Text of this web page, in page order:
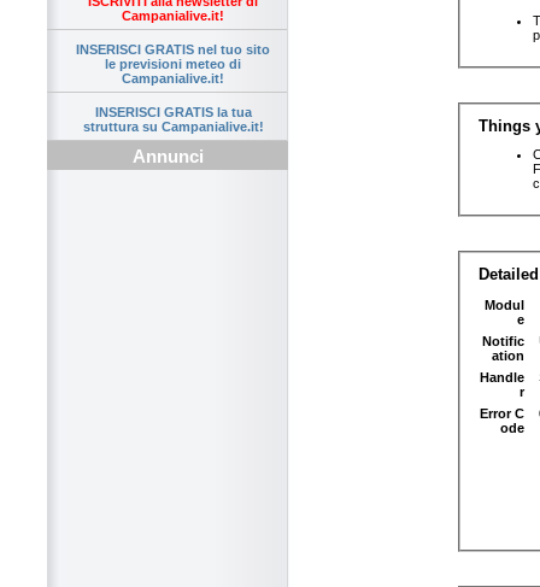
Campanialive.it!
INSERISCI GRATIS nel tuo sito
le previsioni meteo di
Campanialive.it!
INSERISCI GRATIS la tua
struttura su Campanialive.it!
Annunci